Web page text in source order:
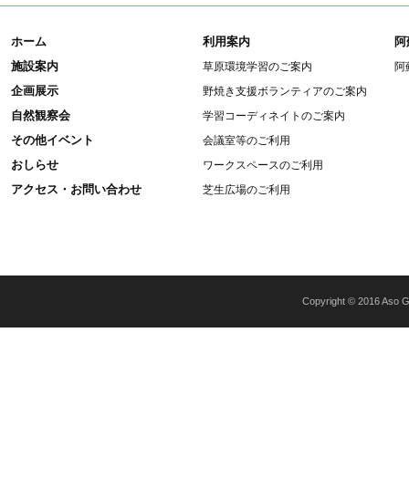
ホーム
施設案内
企画展示
自然観察会
その他イベント
おしらせ
アクセス・お問い合わせ
利用案内
草原環境学習のご案内
野焼き支援ボランティアのご案内
学習コーディネイトのご案内
会議室等のご利用
ワークスペースのご利用
芝生広場のご利用
阿
Copyright © 2016 Aso